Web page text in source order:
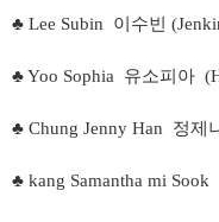
♣ Lee Subin 이수빈
♣ Yoo Sophia 유소피아
♣ Chung Jenny Han 정제
♣ kang Samantha mi